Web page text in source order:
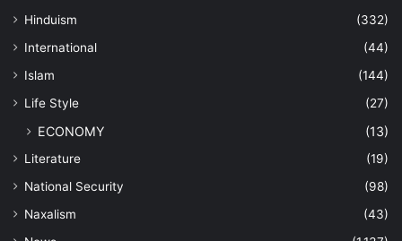
Hinduism
(332)
International
(44)
Islam
(144)
Life Style
(27)
ECONOMY (13)
Literature
(19)
National Security
(98)
Naxalism
(43)